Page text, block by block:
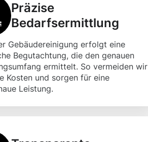
Präzise
Bedarfsermittlung
Gebäudereinigung erfolgt eine
Begutachtung, die den genauen
ermittelt. So vermeiden wir
Kosten und sorgen für eine
Leistung.